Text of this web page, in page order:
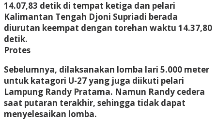
14.07,83 detik di tempat ketiga dan pelari
Kalimantan Tengah Djoni Supriadi berada
diurutan keempat dengan torehan waktu 14.37,80
detik.
Protes
Sebelumnya, dilaksanakan lomba lari 5.000 meter
untuk katagori U-27 yang juga diikuti pelari
Lampung Randy Pratama. Namun Randy cedera
saat putaran terakhir, sehingga tidak dapat
menyelesaikan lomba.